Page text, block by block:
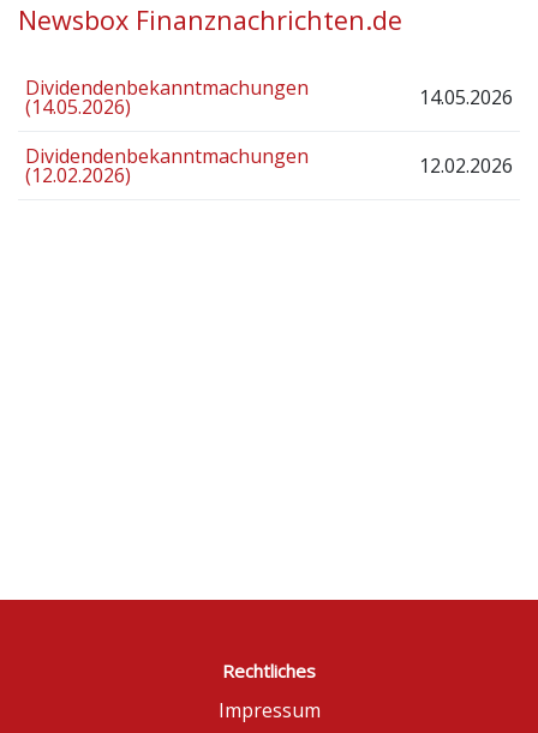
Newsbox Finanznachrichten.de
Dividendenbekanntmachungen
(14.05.2026) 14.05.2026
Dividendenbekanntmachungen
(12.02.2026) 12.02.2026
Rechtliches
Impressum